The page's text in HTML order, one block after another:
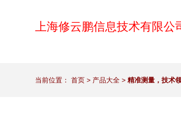
上海修云鹏信息技术有限公
当前位置： 首页 > 产品大全 > 精准测量，技术